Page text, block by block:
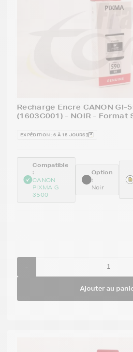
Recharge Encre CANON GI-
(1603C001) - NOIR - Format
EXPÉDITION : 6 À 15 JOURS
Compatible
:
CANON
PIXMA G
3500
Option
:
Noir
-
Ajouter au